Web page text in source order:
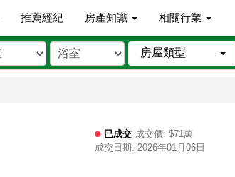
推薦經紀 房產知識 相關行業
房屋類型
已成交 成交價: $71萬
成交日期: 2026年01月06日